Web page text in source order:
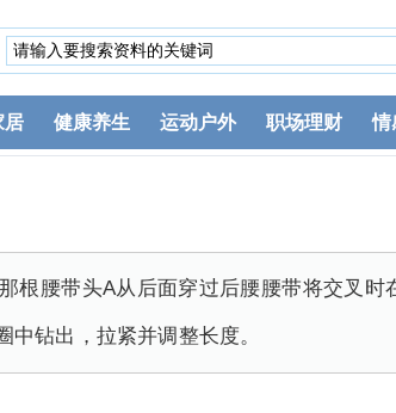
居 健康养生 运动户外 职场理财 情
根腰带头A从后面穿过后腰腰带将交叉时
钻出，拉紧并调整长度。